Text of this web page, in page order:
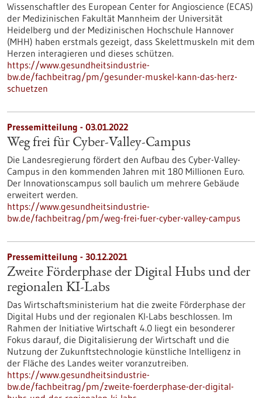
Wissenschaftler des European Center for Angioscience (ECAS)
der Medizinischen Fakultät Mannheim der Universität
Heidelberg und der Medizinischen Hochschule Hannover
(MHH) haben erstmals gezeigt, dass Skelettmuskeln mit dem
Herzen interagieren und dieses schützen.
https://www.gesundheitsindustrie-
bw.de/fachbeitrag/pm/gesunder-muskel-kann-das-herz-
schuetzen
Pressemitteilung - 03.01.2022
Weg frei für Cyber-Valley-Campus
Die Landesregierung fördert den Aufbau des Cyber-Valley-
Campus in den kommenden Jahren mit 180 Millionen Euro.
Der Innovationscampus soll baulich um mehrere Gebäude
erweitert werden.
https://www.gesundheitsindustrie-
bw.de/fachbeitrag/pm/weg-frei-fuer-cyber-valley-campus
Pressemitteilung - 30.12.2021
Zweite Förderphase der Digital Hubs und der
regionalen KI-Labs
Das Wirtschaftsministerium hat die zweite Förderphase der
Digital Hubs und der regionalen KI-Labs beschlossen. Im
Rahmen der Initiative Wirtschaft 4.0 liegt ein besonderer
Fokus darauf, die Digitalisierung der Wirtschaft und die
Nutzung der Zukunftstechnologie künstliche Intelligenz in
der Fläche des Landes weiter voranzutreiben.
https://www.gesundheitsindustrie-
bw.de/fachbeitrag/pm/zweite-foerderphase-der-digital-